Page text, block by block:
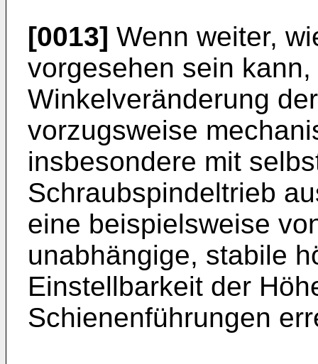
[0013] Wenn weiter,
vorgesehen sein
Winkelveränderung
vorzugsweise
insbesondere mit
Schraubspindeltrieb
eine beispielsweise
unabhängige, stabile
Einstellbarkeit der
Schienenführungen